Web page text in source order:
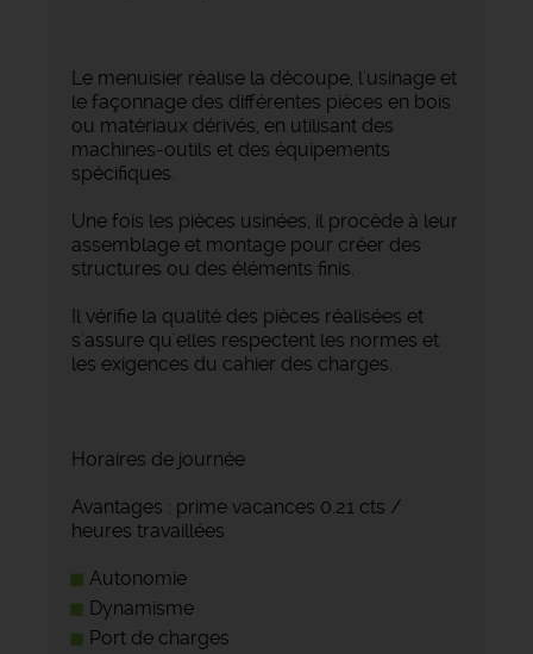
Le menuisier réalise la découpe, l'usinage et
le façonnage des différentes pièces en bois
ou matériaux dérivés, en utilisant des
machines-outils et des équipements
spécifiques.
Une fois les pièces usinées, il procède à leur
assemblage et montage pour créer des
structures ou des éléments finis.
Il vérifie la qualité des pièces réalisées et
s'assure qu'elles respectent les normes et
les exigences du cahier des charges.
Horaires de journée
Avantages : prime vacances 0.21 cts /
heures travaillées
Autonomie
Dynamisme
Port de charges